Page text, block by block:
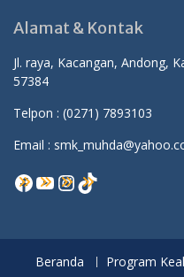
Alamat & Kontak
Jl. raya, Kacangan, Andong,
57384
Telpon : (0271) 7893103
Email :
Facebook
YouTube
Instagram
TikTok
Beranda Program